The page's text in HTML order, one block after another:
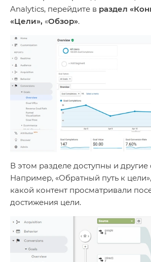
Analytics, перейдите в раздел
«Цели», «Обзор».
В этом разделе доступны и другие
Например, «Обратный путь к
какой контент просматривали
достижения цели.